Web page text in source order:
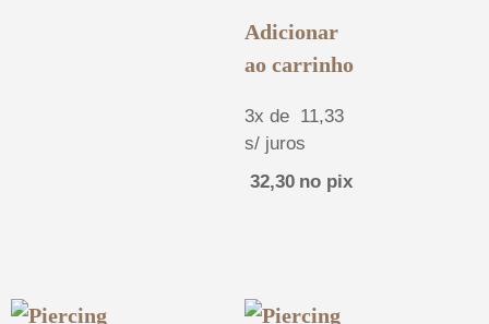
Adicionar
ao carrinho
3x de 11,33
s/ juros
32,30 no pix